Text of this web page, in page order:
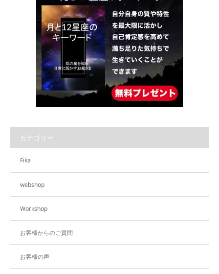
カテゴリー
Fika
webshop
Workshop
お客様からのご質問
お客様の声